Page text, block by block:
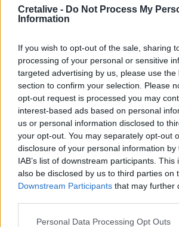
Cretalive - Do Not Process My
Information
If you wish to opt-out of the sale, sharing
processing of your personal or sensitive
targeted advertising by us, please use the
section to confirm your selection. Please
opt-out request is processed you may
interest-based ads based on personal
us or personal information disclosed to
your opt-out. You may separately opt-out
disclosure of your personal information
IAB’s list of downstream participants.
also be disclosed by us to third parties on
Downstream Participants that may further
Personal Data Processing Opt Outs
Παρασκευή 7 Αυγούστου
21:14
ΟΦΗ: Μεγάλο προβάδισμα πρόκρισης
Σόφιας
21:07
Καιρός: Βοριάδες και ζέστη την
Κρήτη
21:07
Γιατί δεν έσωσα το κουτάβι: Τι
κατέγραφε τη συμβίωση του μικρού